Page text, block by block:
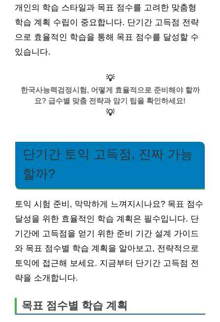
개인의 학습 스타일과 목표 점수를 고려한 맞춤형
학습 계획 수립이 중요합니다. 단기간 고득점 전략
으로 효율적인 학습을 통해 목표 점수를 달성할 수
있습니다.
💡
한국사능력검정시험, 어떻게 효율적으로 준비해야 할까
요? 급수별 맞춤 전략과 암기 팁을 확인하세요!
💡
단기간 토익 고득점, 진짜 가능
할까?
토익 시험 준비, 막막하게 느껴지시나요? 목표 점수
달성을 위한 효율적인 학습 계획은 필수입니다. 단
기간에 고득점을 얻기 위한 준비 기간 설계 가이드
와 목표 점수별 학습 계획을 알아보고, 전략적으로
토익에 접근해 보세요. 지금부터 단기간 고득점 전
략을 소개합니다.
목표 점수별 학습 계획